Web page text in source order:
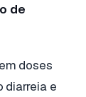
de
doses
diarreia e